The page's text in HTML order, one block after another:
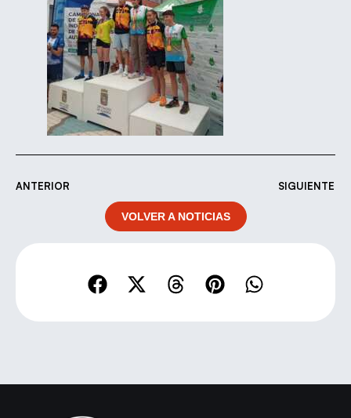
ANTERIOR SIGUIENTE
VOLVER A NOTICIAS